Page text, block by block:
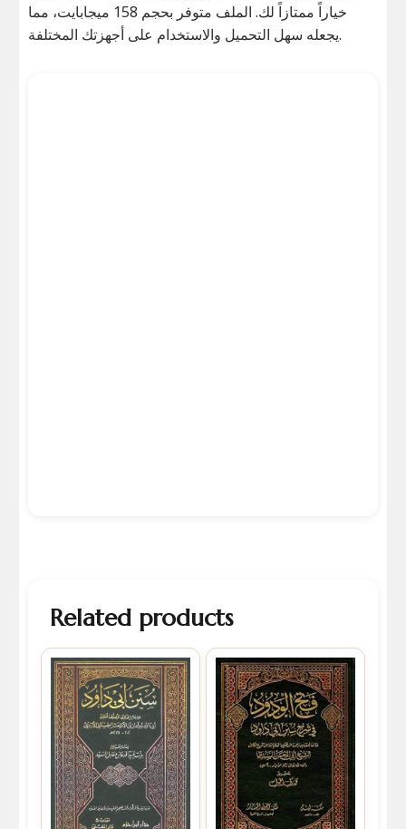
خياراً ممتازاً لك. الملف متوفر بحجم 158 ميجابايت، مما
يجعله سهل التحميل والاستخدام على أجهزتك المختلفة.
Related products